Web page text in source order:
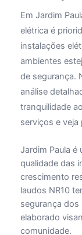
Em Jardim
elétrica é
instalações
ambientes
de segurança.
análise
tranquilidade
serviços e veja
Jardim Paula é
qualidade das
crescimento
laudos NR10
segurança dos
elaborado
comunidade.